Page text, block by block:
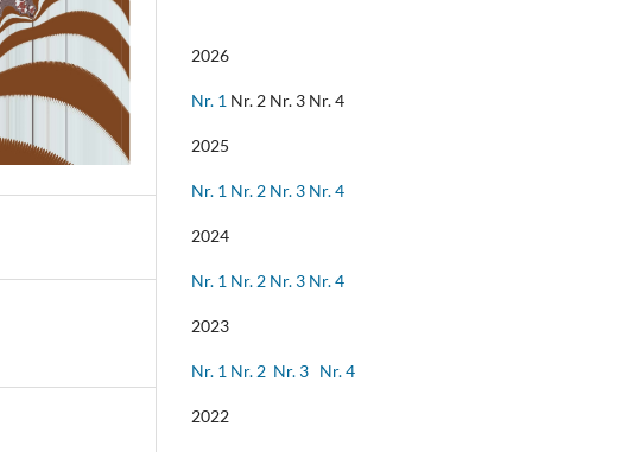
2026
Nr. 1 Nr. 2 Nr. 3 Nr. 4
2025
Nr. 1 Nr. 2 Nr. 3 Nr. 4
2024
Nr. 1 Nr. 2 Nr. 3 Nr. 4
2023
Nr. 1 Nr. 2 Nr. 3 Nr. 4
2022